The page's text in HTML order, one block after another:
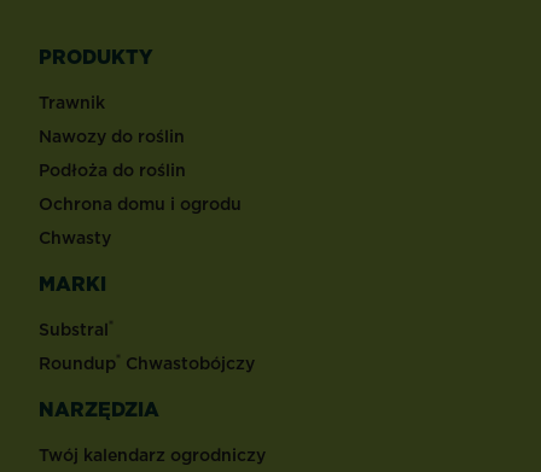
PRODUKTY
Trawnik
Nawozy do roślin
Podłoża do roślin
Ochrona domu i ogrodu
Chwasty
MARKI
Substral®
Roundup® Chwastobójczy
NARZĘDZIA
Twój kalendarz ogrodniczy